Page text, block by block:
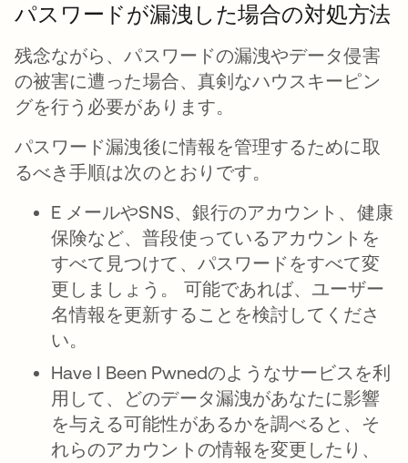
パスワードが漏洩した場合の対処方法
残念ながら、パスワードの漏洩やデータ侵害
の被害に遭った場合、真剣なハウスキーピン
グを行う必要があります。
パスワード漏洩後に情報を管理するために取
るべき手順は次のとおりです。
E メールやSNS、銀行のアカウント、健康
保険など、普段使っているアカウントを
すべて見つけて、パスワードをすべて変
更しましょう。 可能であれば、ユーザー
名情報を更新することを検討してくださ
い。
Have I Been Pwnedのようなサービスを利
用して、どのデータ漏洩があなたに影響
を与える可能性があるかを調べると、そ
れらのアカウントの情報を変更したり、